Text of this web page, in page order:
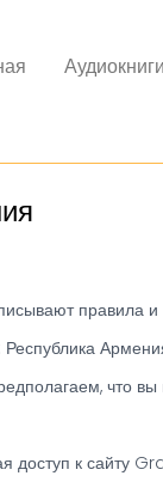
правила
что
доступ к сайту